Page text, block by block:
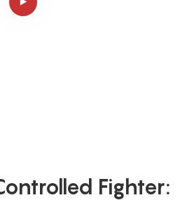
Fighter: